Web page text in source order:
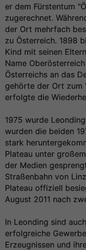
er dem Fürstentum
zugerechnet.
der Ort mehrfach
zu Österreich. 1898
Kind mit seinen
Name
Österreichs an das
gehörte der Ort zum
erfolgte die
1975 wurde
wurden die beiden
stark
Plateau unter
der Medien
Straßenbahn von
Plateau offiziell
August 2011 nach
In Leonding sind
erfolgreiche
Erzeugnissen und